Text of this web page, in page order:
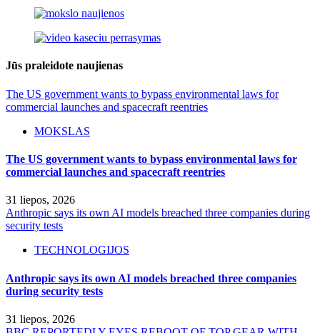
Jūs praleidote naujienas
The US government wants to bypass environmental laws for
commercial launches and spacecraft reentries
MOKSLAS
The US government wants to bypass environmental laws for
commercial launches and spacecraft reentries
31 liepos, 2026
Anthropic says its own AI models breached three companies during
security tests
TECHNOLOGIJOS
Anthropic says its own AI models breached three companies
during security tests
31 liepos, 2026